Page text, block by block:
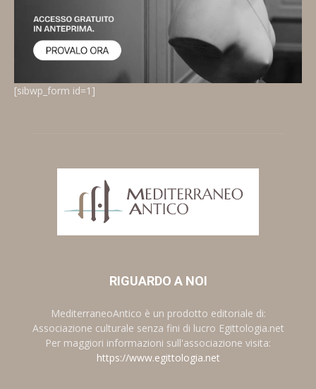
[sibwp_form id=1]
RIGUARDO A NOI
MediterraneoAntico è un prodotto editoriale di:
Associazione culturale senza fini di lucro Egittologia.net
Per maggiori informazioni sull'associazione visita:
https://www.egittologia.net